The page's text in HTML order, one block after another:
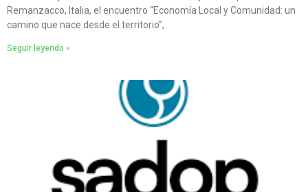
Remanzacco, Italia, el encuentro “Economía Local y Comunidad: un
camino que nace desde el territorio”,
Seguir leyendo »